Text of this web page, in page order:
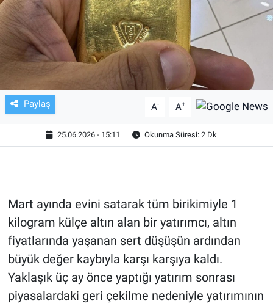
Paylaş A- A+
25.06.2026 - 15:11 Okunma Süresi: 2 Dk
Mart ayında evini satarak tüm birikimiyle 1
kilogram külçe altın alan bir yatırımcı, altın
fiyatlarında yaşanan sert düşüşün ardından
büyük değer kaybıyla karşı karşıya kaldı.
Yaklaşık üç ay önce yaptığı yatırım sonrası
piyasalardaki geri çekilme nedeniyle yatırımının
SAĞLIK
GENEL
KÜLTÜR SANAT
ASAYİŞ
EKONOMİ
ÇEVRE
HABERDE İNSAN
POLİTİKA
SPOR